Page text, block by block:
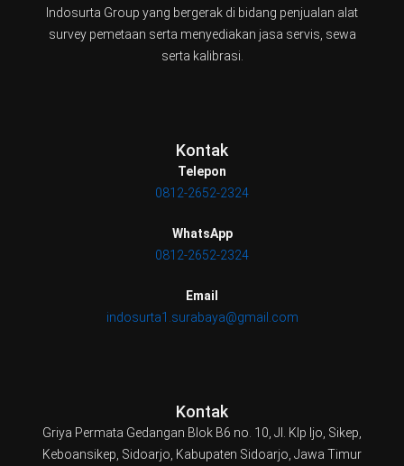
Indosurta Group yang bergerak di bidang penjualan alat
survey pemetaan serta menyediakan jasa servis, sewa
serta kalibrasi.
Kontak
Telepon
0812-2652-2324
WhatsApp
0812-2652-2324
Email
indosurta1.surabaya@gmail.com
Kontak
Griya Permata Gedangan Blok B6 no. 10, Jl. Klp Ijo, Sikep,
Keboansikep, Sidoarjo, Kabupaten Sidoarjo, Jawa Timur